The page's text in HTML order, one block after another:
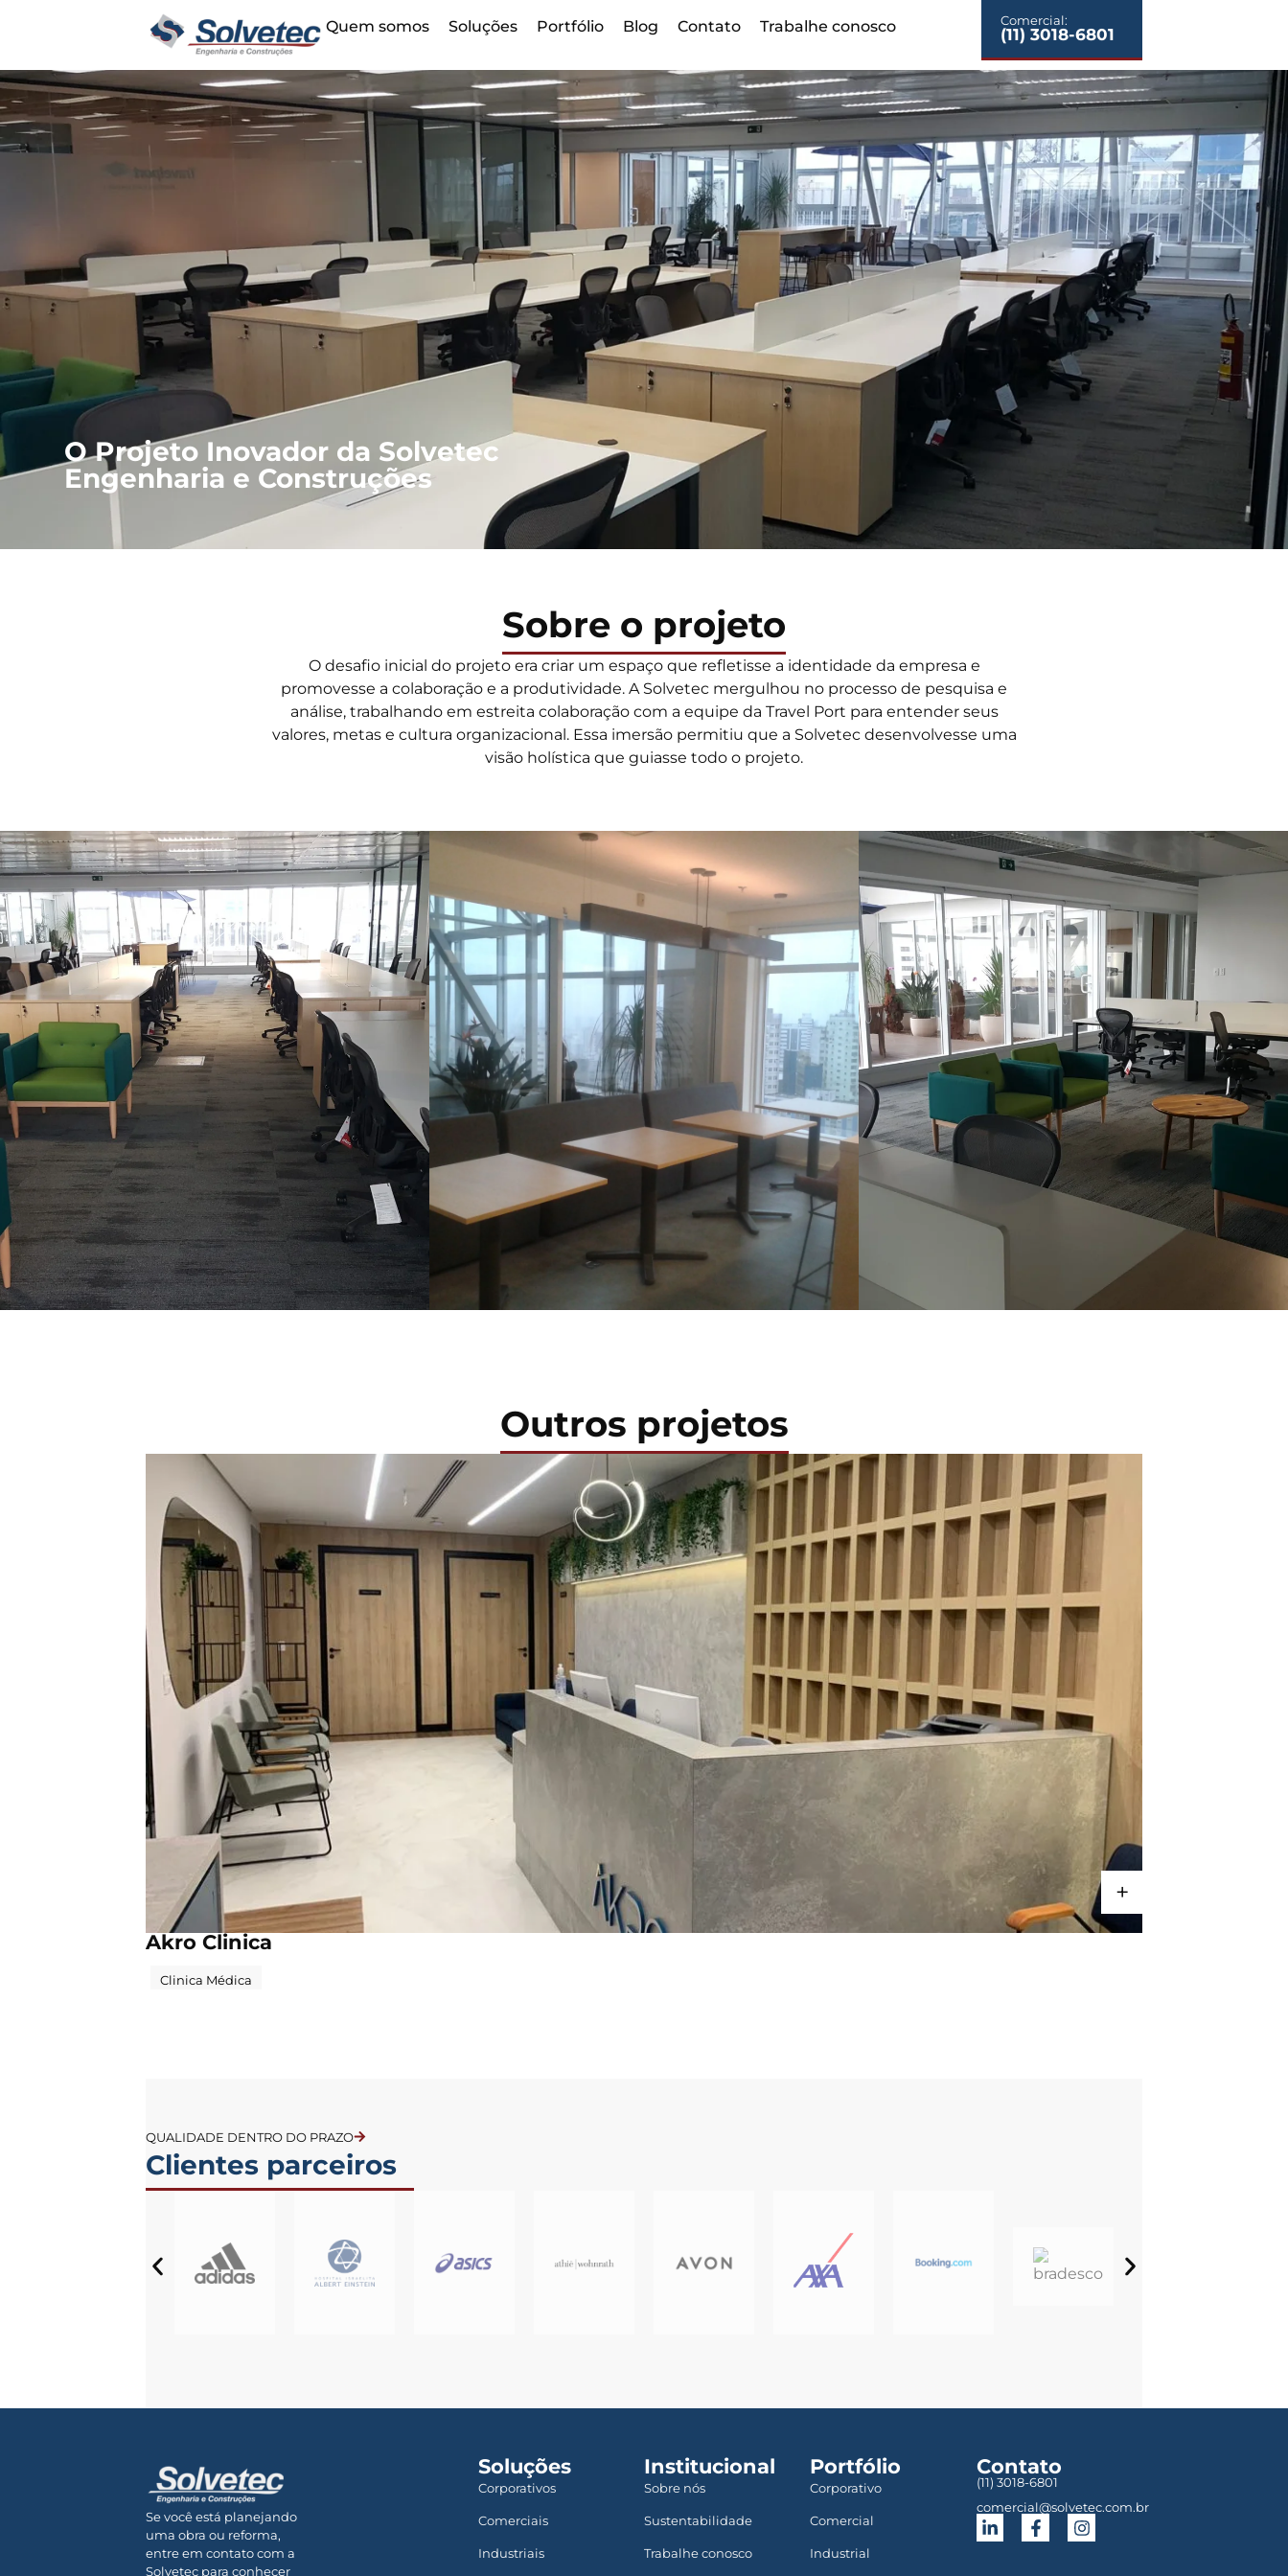
Quem somos Soluções Portfólio Blog Contato Trabalhe conosco Comercial:
(11) 3018-6801
O Projeto Inovador da Solvetec
Engenharia e Construções
Sobre o projeto
O desafio inicial do projeto era criar um espaço que refletisse a identidade da empresa e
promovesse a colaboração e a produtividade. A Solvetec mergulhou no processo de pesquisa e
análise, trabalhando em estreita colaboração com a equipe da Travel Port para entender seus
valores, metas e cultura organizacional. Essa imersão permitiu que a Solvetec desenvolvesse uma
visão holística que guiasse todo o projeto.
Outros projetos
+
CORPORATIVO
Akro Clinica
Clinica Médica
QUALIDADE DENTRO DO PRAZO
Clientes parceiros
Se você está planejando
uma obra ou reforma,
entre em contato com a
Solvetec para conhecer
Soluções
Corporativos
Comerciais
Industriais
Institucional
Sobre nós
Sustentabilidade
Trabalhe conosco
Portfólio
Corporativo
Comercial
Industrial
Contato
(11) 3018-6801
comercial@solvetec.com.br